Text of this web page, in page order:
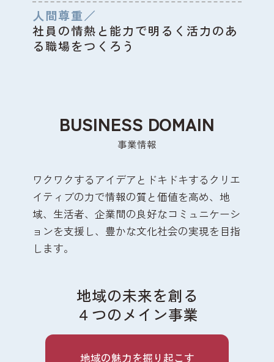
人間尊重／
社員の情熱と能力で明るく活力のあ
る職場をつくろう
BUSINESS DOMAIN
事業情報
ワクワクするアイデアとドキドキするクリエ
イティブの力で情報の質と価値を高め、 地
域、生活者、企業間の良好なコミュニケーシ
ョンを支援し、 豊かな文化社会の実現を目指
します。
地域の未来を創る
４つのメイン事業
地域の魅力を掘り起こす